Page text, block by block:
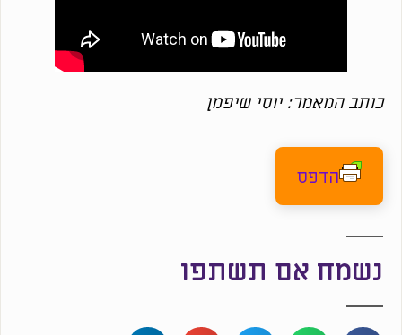
כותב המאמר: יוסי שיפמן
הדפס
נשמח אם תשתפו